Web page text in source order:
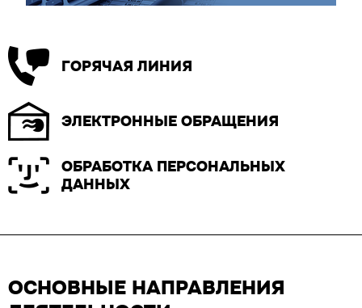
ГОРЯЧАЯ ЛИНИЯ
ЭЛЕКТРОННЫЕ ОБРАЩЕНИЯ
ОБРАБОТКА ПЕРСОНАЛЬНЫХ
ДАННЫХ
ОСНОВНЫЕ НАПРАВЛЕНИЯ